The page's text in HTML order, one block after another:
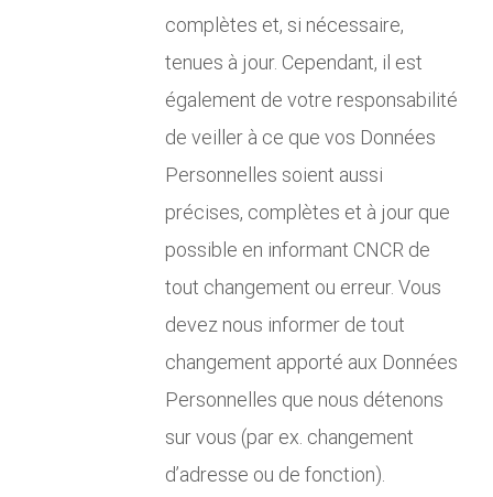
complètes et, si nécessaire,
tenues à jour. Cependant, il est
également de votre responsabilité
de veiller à ce que vos Données
Personnelles soient aussi
précises, complètes et à jour que
possible en informant CNCR de
tout changement ou erreur. Vous
devez nous informer de tout
changement apporté aux Données
Personnelles que nous détenons
sur vous (par ex. changement
d’adresse ou de fonction).